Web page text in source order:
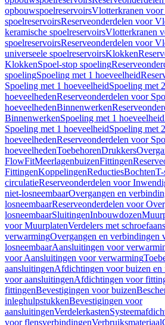
opbouwspoelreservoirsVlotterkranen voor
spoelreservoirsReserveonderdelen voor
keramische spoelreservoirsVlotterkranen
spoelreservoirsReserveonderdelen voor
universeele spoelreservoirsKlokken
KlokkenSpoel-stop spoeling
spoelingSpoeling met 1 hoeveelheid
Spoeling met 1 hoeveelheidSpoeling met 2
hoeveelhedenReserveonderdelen voor
hoeveelhedenBinnenwerken
BinnenwerkenSpoeling met 1 hoeveelheid
Spoeling met 1 hoeveelheidSpoeling met 2
hoeveelhedenReserveonderdelen voor
hoeveelhedenToebehorenDrukkers
FlowFitMeerlagenbuizenFittingen
FittingenKoppelingenReductiesBochten
circulatieReserveonderdelen voor
niet-losneembaarOvergangen en
losneembaarReserveonderdelen voor
losneembaarSluitingenInbouwdozen
voor MuurplatenVerdelers met
verwarmingOvergangen en verbindingen
losneembaarAansluitingen voor
voor Aansluitingen voor verwarming
aansluitingenAfdichtingen voor buizen en
voor aansluitingenAfdichtingen voor
fittingenBevestigingen voor buizen
inleghulpstukkenBevestigingen voor
aansluitingenVerdelerkasten
voor flensverbindingenVerbruiksmateriaal